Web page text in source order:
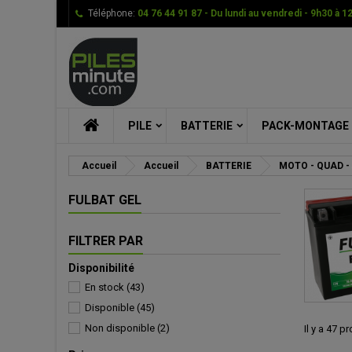
Téléphone: 04 76 44 91 87 - Du lundi au vendredi - 9h30 à
PILE BATTERIE PACK-MONTAGE
Accueil Accueil BATTERIE MOTO - QUAD
FULBAT GEL
FILTRER PAR
Disponibilité
En stock (43)
Disponible (45)
Non disponible (2) Il y a 47